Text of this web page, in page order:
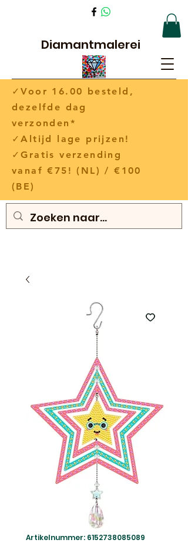
Diamantmalerei
✓Voor 16.00 besteld,
dezelfde dag
verzonden*
✓Altijd lage prijzen!
✓Gratis verzending
vanaf €75! (NL) / €100
(BE)
Artikelnummer: 6152738085089